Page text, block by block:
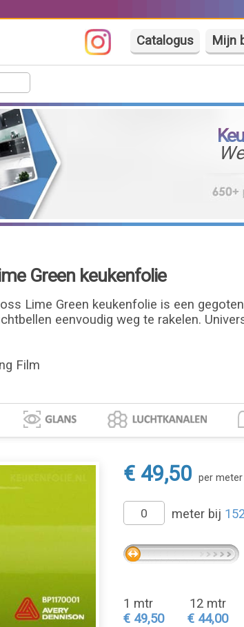
Catalogus Mijn
Green keukenfolie
Lime Green keukenfolie is een
eenvoudig weg te rakelen.
Film
€ 49,50 per meter
meter bij
1 mtr
€ 49,50
12 mtr
€ 44,00